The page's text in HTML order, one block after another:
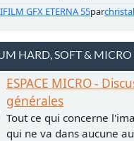
GFX ETERNA 55par
HARD, SOFT &
ESPACE MICRO -
générales
Tout ce qui concerne
qui ne va dans aucune